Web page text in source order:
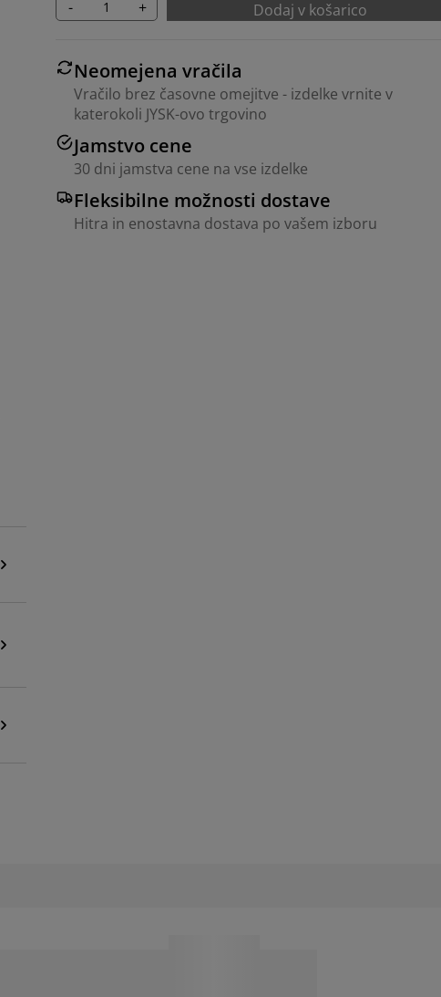
- + Dodaj v košarico
Neomejena vračila
Vračilo brez časovne omejitve - izdelke vrnite v
katerokoli JYSK-ovo trgovino
Jamstvo cene
30 dni jamstva cene na vse izdelke
Fleksibilne možnosti dostave
Hitra in enostavna dostava po vašem izboru